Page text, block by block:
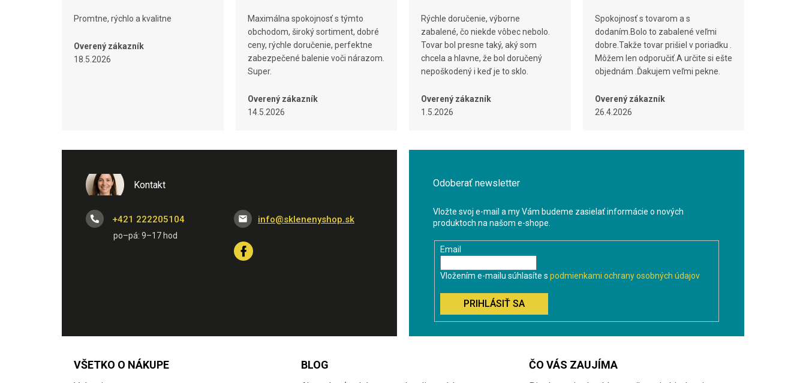
Promtne, rýchlo a kvalitne
Overený zákazník
18.5.2026
Maximálna spokojnosť s týmto
obchodom, široký sortiment, dobré
ceny, rýchle doručenie, perfektne
zabezpečené balenie voči nárazom.
Super.
Overený zákazník
14.5.2026
Rýchle doručenie, výborne
zabalené, čo niekde vôbec nebolo.
Tovar bol presne taký, aký som
chcela a hlavne, že bol doručený
nepoškodený i keď je to sklo.
Overený zákazník
1.5.2026
Spokojnosť s tovarom a s
dodaním.Bolo to zabalené veľmi
dobre.Takže tovar prišiel v poriadku .
Môžem len odporučiť.A určite si ešte
objednám .Ďakujem veľmi pekne.
Overený zákazník
26.4.2026
Kontakt
info@sklenenyshop.sk
+421 222205104
Odoberať newsletter
Vložte svoj e-mail a my Vám budeme zasielať informácie o nových
produktoch na našom e-shope.
Email
Vložením e-mailu súhlasíte s podmienkami ochrany osobných údajov
PRIHLÁSIŤ SA
VŠETKO O NÁKUPE BLOG ČO VÁS ZAUJÍMA